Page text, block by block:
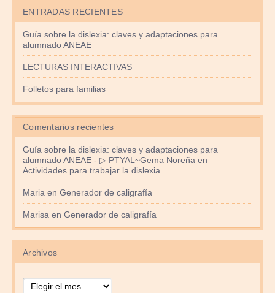
ENTRADAS RECIENTES
Guía sobre la dislexia: claves y adaptaciones para
alumnado ANEAE
LECTURAS INTERACTIVAS
Folletos para familias
Comentarios recientes
Guía sobre la dislexia: claves y adaptaciones para
alumnado ANEAE - ▷ PTYAL~Gema Noreña en
Actividades para trabajar la dislexia
Maria en Generador de caligrafía
Marisa en Generador de caligrafía
Archivos